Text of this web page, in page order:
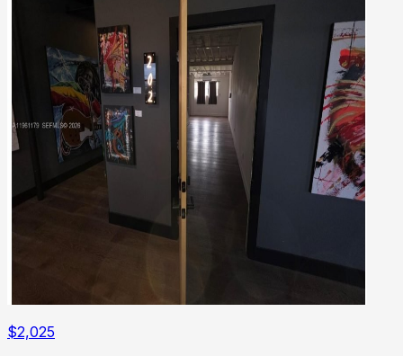
$2,025